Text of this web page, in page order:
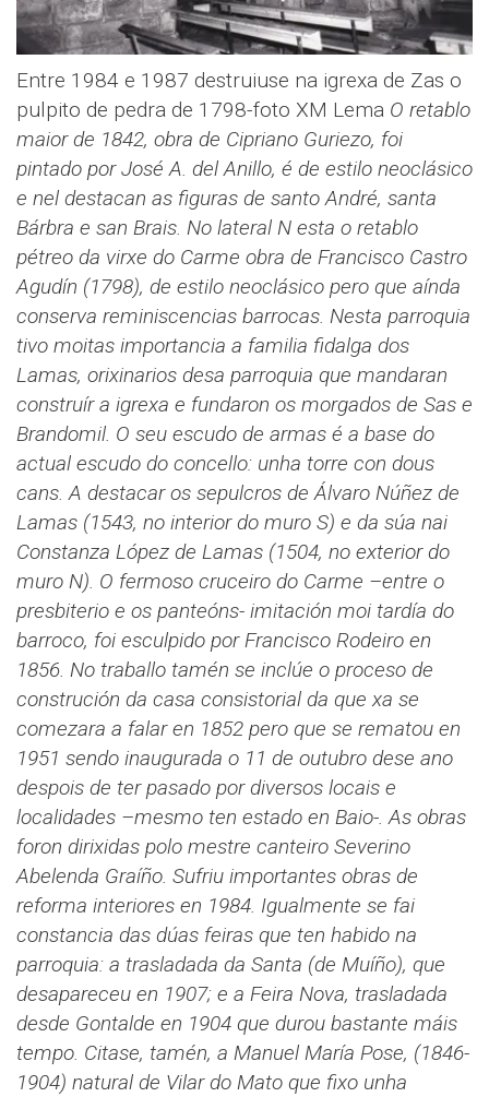
Entre 1984 e 1987 destruiuse na igrexa de Zas o
pulpito de pedra de 1798-foto XM Lema O retablo
maior de 1842, obra de Cipriano Guriezo, foi
pintado por José A. del Anillo, é de estilo neoclásico
e nel destacan as figuras de santo André, santa
Bárbra e san Brais. No lateral N esta o retablo
pétreo da virxe do Carme obra de Francisco Castro
Agudín (1798), de estilo neoclásico pero que aínda
conserva reminiscencias barrocas. Nesta parroquia
tivo moitas importancia a familia fidalga dos
Lamas, orixinarios desa parroquia que mandaran
construír a igrexa e fundaron os morgados de Sas e
Brandomil. O seu escudo de armas é a base do
actual escudo do concello: unha torre con dous
cans. A destacar os sepulcros de Álvaro Núñez de
Lamas (1543, no interior do muro S) e da súa nai
Constanza López de Lamas (1504, no exterior do
muro N). O fermoso cruceiro do Carme –entre o
presbiterio e os panteóns- imitación moi tardía do
barroco, foi esculpido por Francisco Rodeiro en
1856. No traballo tamén se inclúe o proceso de
construción da casa consistorial da que xa se
comezara a falar en 1852 pero que se rematou en
1951 sendo inaugurada o 11 de outubro dese ano
despois de ter pasado por diversos locais e
localidades –mesmo ten estado en Baio-. As obras
foron dirixidas polo mestre canteiro Severino
Abelenda Graíño. Sufriu importantes obras de
reforma interiores en 1984. Igualmente se fai
constancia das dúas feiras que ten habido na
parroquia: a trasladada da Santa (de Muíño), que
desapareceu en 1907; e a Feira Nova, trasladada
desde Gontalde en 1904 que durou bastante máis
tempo. Citase, tamén, a Manuel María Pose, (1846-
1904) natural de Vilar do Mato que fixo unha